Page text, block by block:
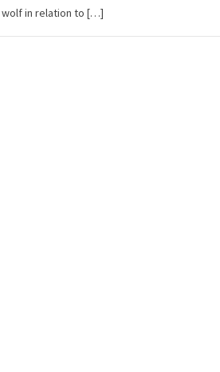
wolf in relation to […]